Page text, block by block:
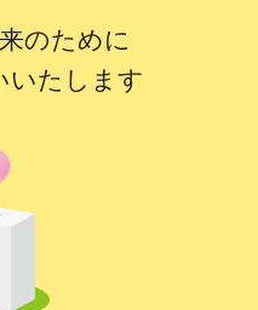
のために
いたします